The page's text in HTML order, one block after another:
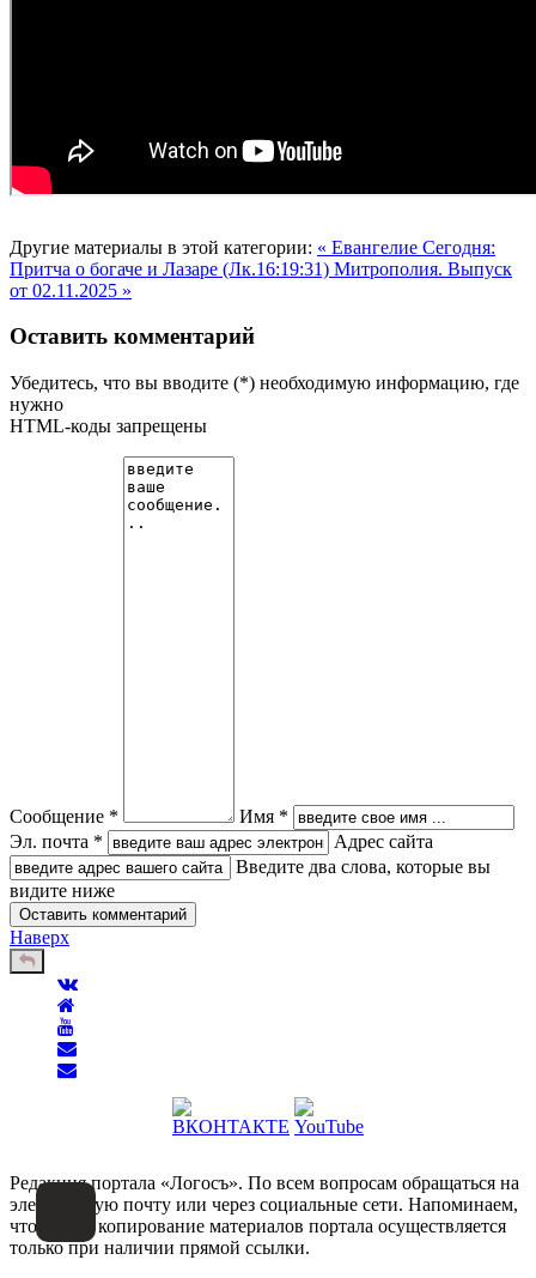
Другие материалы в этой категории: « Евангелие Сегодня:
Притча о богаче и Лазаре (Лк.16:19:31) Митрополия. Выпуск
от 02.11.2025 »
Оставить комментарий
Убедитесь, что вы вводите (*) необходимую информацию, где
нужно
HTML-коды запрещены
Сообщение *
Имя *
Эл. почта *
Адрес сайта
Введите два слова, которые вы
видите ниже
Наверх
Редакция портала «Логосъ». По всем вопросам обращаться на
электронную почту или через социальные сети. Напоминаем,
что любое копирование материалов портала осуществляется
только при наличии прямой ссылки.